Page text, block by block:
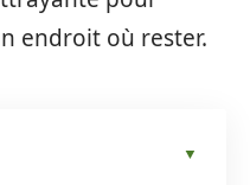
endroit où rester.